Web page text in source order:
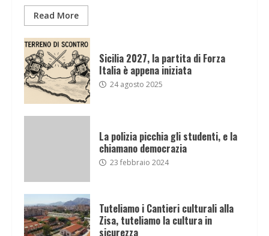
Read More
Sicilia 2027, la partita di Forza
Italia è appena iniziata
24 agosto 2025
La polizia picchia gli studenti, e la
chiamano democrazia
23 febbraio 2024
Tuteliamo i Cantieri culturali alla
Zisa, tuteliamo la cultura in
sicurezza